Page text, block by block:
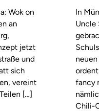
Wok on
an
jetzt
und
sich
vereint
[…]
In
Uncle
fancy
Chili-